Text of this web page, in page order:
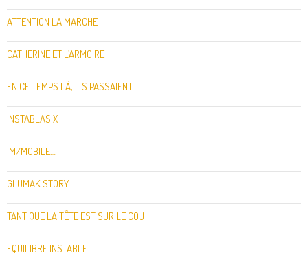
ATTENTION LA MARCHE
CATHERINE ET L’ARMOIRE
EN CE TEMPS LÀ, ILS PASSAIENT
INSTABLASIX
IM/MOBILE…
GLUMAK STORY
TANT QUE LA TÊTE EST SUR LE COU
EQUILIBRE INSTABLE